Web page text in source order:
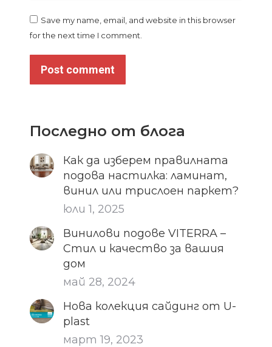
Save my name, email, and website in this browser
for the next time I comment.
Post comment
Последно от блога
Как да изберем правилната
подова настилка: ламинат,
винил или трислоен паркет?
юли 1, 2025
Винилови подове VITERRA –
Стил и качество за вашия
дом
май 28, 2024
Нова колекция сайдинг от U-
plast
март 19, 2023